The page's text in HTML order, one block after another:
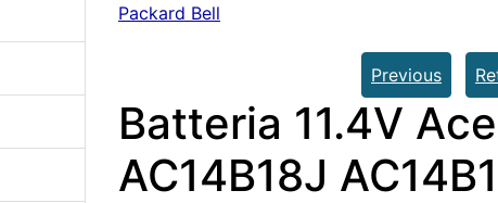
Packard Bell
Previous
Batteria 11.4V
AC14B18J